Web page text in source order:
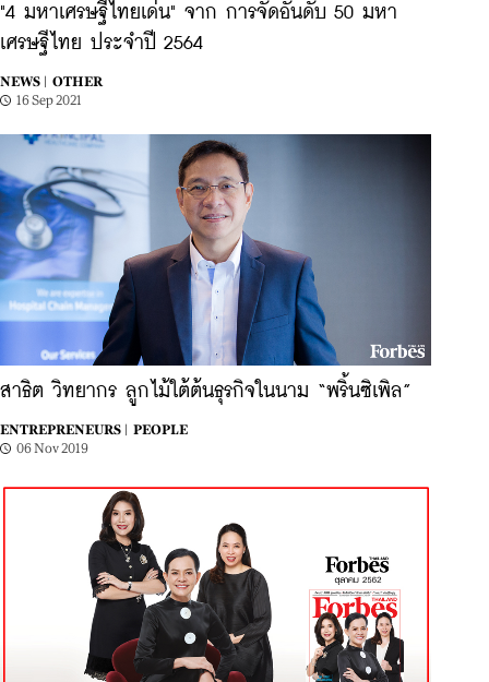
"4 มหาเศรษฐีไทยเด่น" จาก การจัดอันดับ 50 มหา
เศรษฐีไทย ประจำปี 2564
NEWS |
OTHER
16 Sep 2021
สาธิต วิทยากร ลูกไม้ใต้ต้นธุรกิจในนาม “พริ้นซิเพิล”
ENTREPRENEURS |
PEOPLE
06 Nov 2019